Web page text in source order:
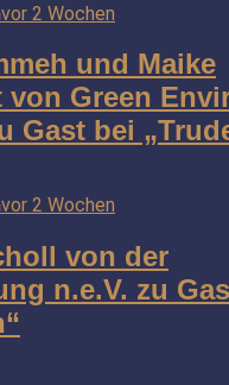
vor 2 Wochen
und Maike
von Green
Gast bei
vor 2 Wochen
von der
n.e.V. zu